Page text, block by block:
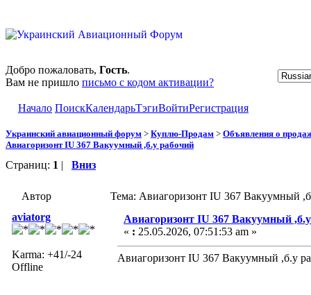
Добро пожаловать, Гость.
Вам не пришло письмо с кодом активации?
Начало ПоискКалендарьТэгиВойтиРегистрация
Украинский авиационный форум > Куплю-Продам > Объявления о
Авиагоризонт IU 367 Вакуумный ,б.у рабочий
Страниц: 1 | Вниз
Автор
Тема: Авиагоризонт IU 367 Вакуумный
aviatorg
Karma: +41/-24
Offline
Авиагоризонт IU 367 Вакуумный
« : 25.05.2026, 07:51:53 am »
Авиагоризонт IU 367 Вакуумный ,б.у